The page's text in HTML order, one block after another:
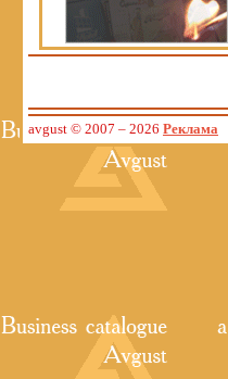
avgust © 2007 – 2026 Реклама